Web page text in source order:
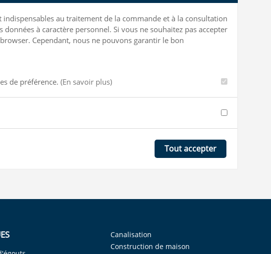
au traitement de la commande et à la consultation
à caractère personnel. Si vous ne souhaitez pas accepter
Cependant, nous ne pouvons garantir le bon
de préférence. (En savoir plus)
Tout accepter
Canalisation
Construction de maison